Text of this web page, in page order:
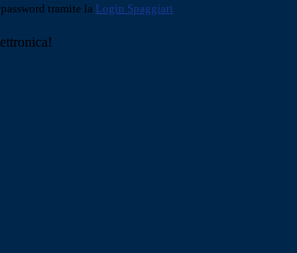
tramite la Login Spaggiari